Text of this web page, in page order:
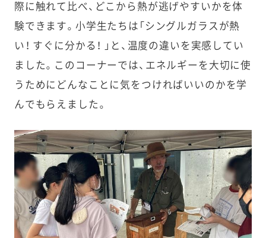
際に触れて比べ、どこから熱が逃げやすいかを体
験できます。小学生たちは「シングルガラスが熱
い！ すぐに分かる！ 」と、温度の違いを実感してい
ました。このコーナーでは、エネルギーを大切に使
うためにどんなことに気をつければいいのかを学
んでもらえました。